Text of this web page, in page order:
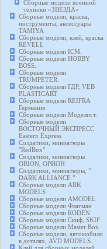
Сборные модели военной
техники «ЗВЕЗДА»
Сборные модели, краска,
инструменты, аксессуары
TAMIYA
Сборные модели, клей, краска
REVELL
Сборные модели ICM.
Сборные модели HOBBY
BOSS.
Сборные модели
TRUMPETER.
Сборные модели ГДР, VEB
PLASTICART
Сборные модели REIFRA
Германия
Сборные модели Моделист.
Сборные модели
ВОСТОЧНЫЙ ЭКСПРЕСС
Eastern Express
Солдатики, миниатюры
"RedBox"
Солдатики, миниатюры
ORION, ОРИОН
Солдатики, миниатюры, "
DARK ALLIANCE "
Сборные модели ARK
MODELS
Сборные модели AMODEL
Сборные модели Флагман
Сборные модели RODEN
Сборные модели Скиф, SKIF
Сборные модели Master Box
Сборные модели, автомобили
в деталях, AVD MODELS.